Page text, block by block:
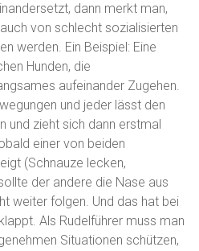
dann merkt man,
von schlecht sozialisierten
werden. Ein Beispiel: Eine
Hunden, die
aufeinander Zugehen.
und jeder lässt den
und zieht sich dann erstmal
einer von beiden
(Schnauze lecken,
der andere die Nase aus
weiter folgen. Und das hat bei
Als Rudelführer muss man
Situationen schützen,